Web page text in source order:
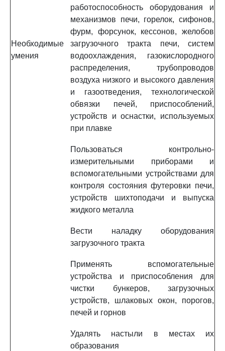
Необходимые
умения
работоспособность оборудования и
механизмов печи, горелок, сифонов,
фурм, форсунок, кессонов, желобов
загрузочного тракта печи, систем
водоохлаждения, газокислородного
распределения, трубопроводов
воздуха низкого и высокого давления
и газоотведения, технологической
обвязки печей, приспособлений,
устройств и оснастки, используемых
при плавке
Пользоваться контрольно-
измерительными приборами и
вспомогательными устройствами для
контроля состояния футеровки печи,
устройств шихтоподачи и выпуска
жидкого металла
Вести наладку оборудования
загрузочного тракта
Применять вспомогательные
устройства и приспособления для
чистки бункеров, загрузочных
устройств, шлаковых окон, порогов,
печей и горнов
Удалять настыли в местах их
образования